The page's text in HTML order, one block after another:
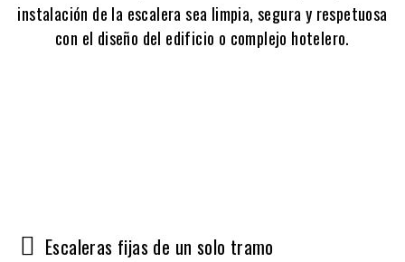
instalación de la escalera sea limpia, segura y respetuosa
con el diseño del edificio o complejo hotelero.
Escaleras fijas de un solo tramo